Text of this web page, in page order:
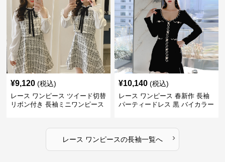
¥9,120 (税込)
レース ワンピース ツイード切替
リボン付き 長袖ミニワンピース
¥10,140 (税込)
レース ワンピース 春新作 長袖
パーティードレス 黒 バイカラー
レース ワンピースの長袖一覧へ ›